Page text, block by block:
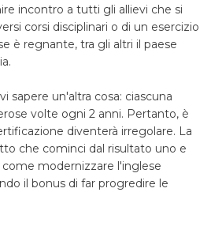
incontro a tutti gli allievi che si
corsi disciplinari o di un esercizio
è regnante, tra gli altri il paese
sapere un'altra cosa: ciascuna
volte ogni 2 anni. Pertanto, è
diventerà irregolare. La
che cominci dal risultato uno e
modernizzare l'inglese
il bonus di far progredire le